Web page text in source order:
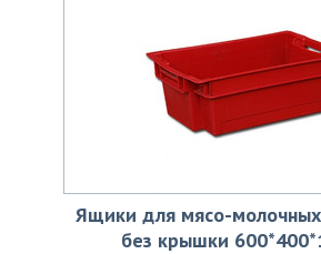
Ящики для мясо-
без крышки